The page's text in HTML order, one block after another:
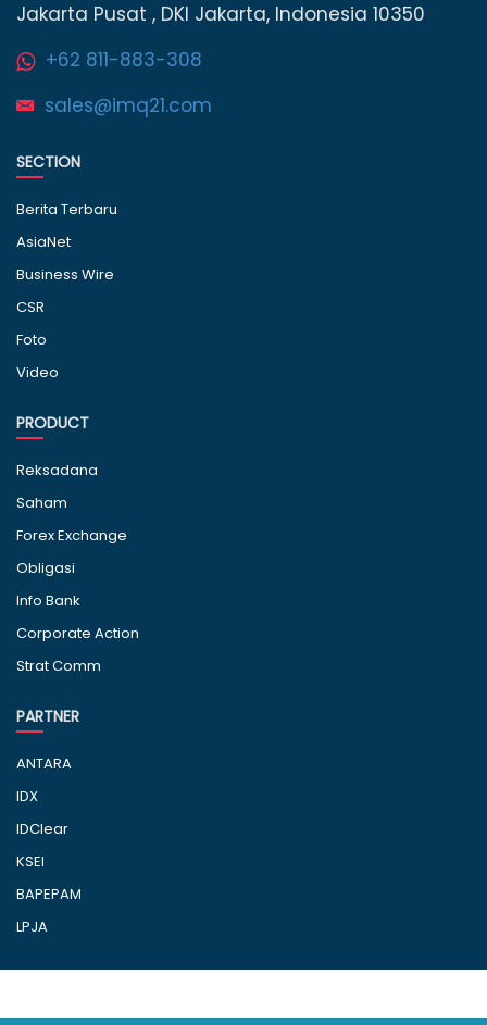
Jakarta Pusat , DKI Jakarta, Indonesia 10350
+62 811-883-308
sales@imq21.com
SECTION
Berita Terbaru
AsiaNet
Business Wire
CSR
Foto
Video
PRODUCT
Reksadana
Saham
Forex Exchange
Obligasi
Info Bank
Corporate Action
Strat Comm
PARTNER
ANTARA
IDX
IDClear
KSEI
BAPEPAM
LPJA